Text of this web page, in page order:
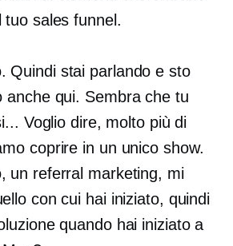
sales funnel.
Quindi stai parlando e sto
anche qui. Sembra che tu
Voglio dire, molto più di
coprire in un unico show.
un referral marketing, mi
con cui hai iniziato, quindi
quando hai iniziato a